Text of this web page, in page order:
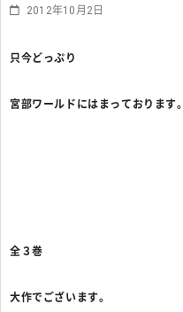
2012年10月2日
只今どっぷり
宮部ワールドにはまっております。
全３巻
大作でございます。